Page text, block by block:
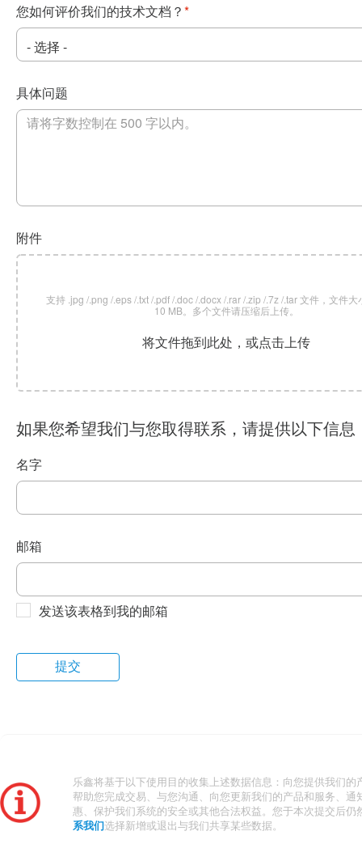
您如何评价我们的技术文档？ *
具体问题
附件
支持 .jpg /.png /.eps /.txt /.pdf /.doc /.docx /.rar /.zip /.7z /.tar 文件，文件大
10 MB。多个文件请压缩后上传。
将文件拖到此处，或点击上传
如果您希望我们与您取得联系，请提供以下信息
名字
邮箱
发送该表格到我的邮箱
乐鑫将基于以下使用目的收集上述数据信息：向您提供我们的
帮助您完成交易、与您沟通、向您更新我们的产品和服务、通
惠、保护我们系统的安全或其他合法权益。您于本次提交后仍
系我们 选择新增或退出与我们共享某些数据。